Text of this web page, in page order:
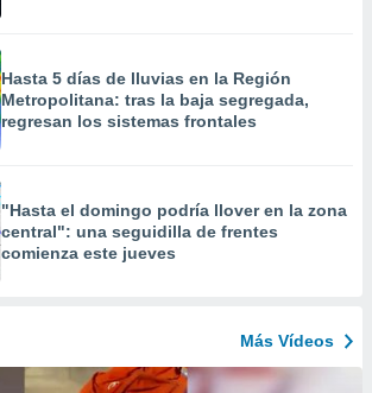
Hasta 5 días de lluvias en la Región
Metropolitana: tras la baja segregada,
regresan los sistemas frontales
"Hasta el domingo podría llover en la zona
central": una seguidilla de frentes
comienza este jueves
Más Vídeos